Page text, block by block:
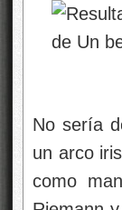
No sería
un arco
como